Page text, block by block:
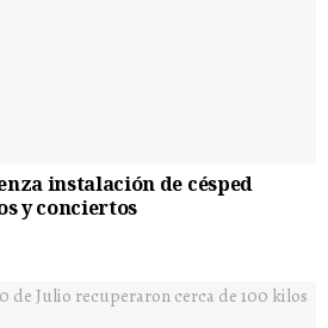
instalación de césped
y conciertos